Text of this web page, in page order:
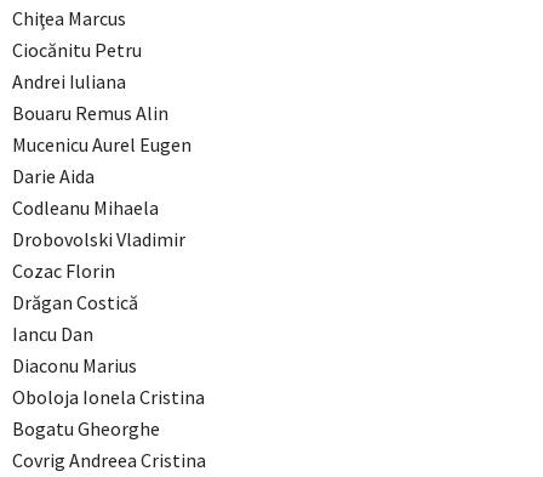
Chiţea Marcus
Ciocănitu Petru
Andrei Iuliana
Bouaru Remus Alin
Mucenicu Aurel Eugen
Darie Aida
Codleanu Mihaela
Drobovolski Vladimir
Cozac Florin
Drăgan Costică
Iancu Dan
Diaconu Marius
Oboloja Ionela Cristina
Bogatu Gheorghe
Covrig Andreea Cristina